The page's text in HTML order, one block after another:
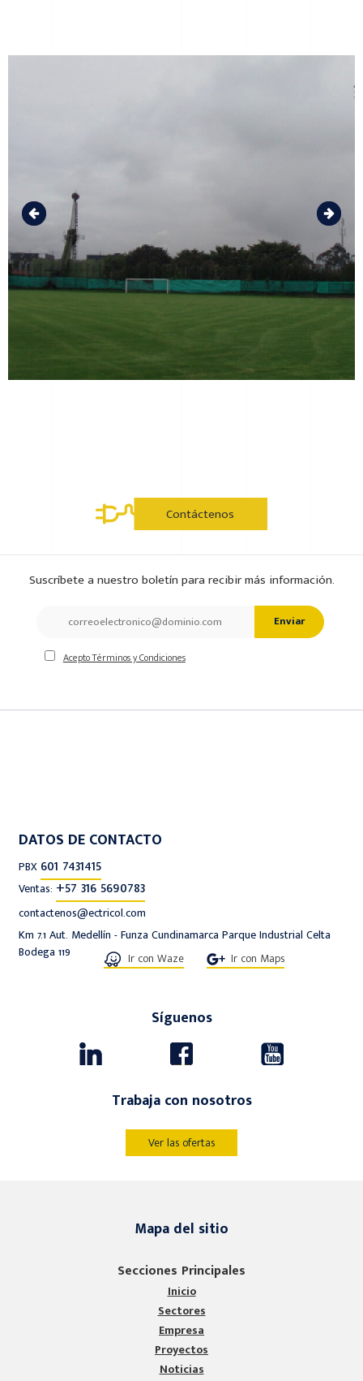
Contáctenos
Suscríbete a nuestro boletín para recibir más información.
Enviar
Acepto Términos y Condiciones
Ir con Maps
Ir con Waze
DATOS DE CONTACTO
PBX 601 7431415
Ventas: +57 316 5690783
contactenos@ectricol.com
Km 7.1 Aut. Medellín - Funza Cundinamarca Parque Industrial Celta
Bodega 119
Síguenos
Trabaja con nosotros
Ver las ofertas
Mapa del sitio
Secciones Principales
Inicio
Sectores
Empresa
Proyectos
Noticias